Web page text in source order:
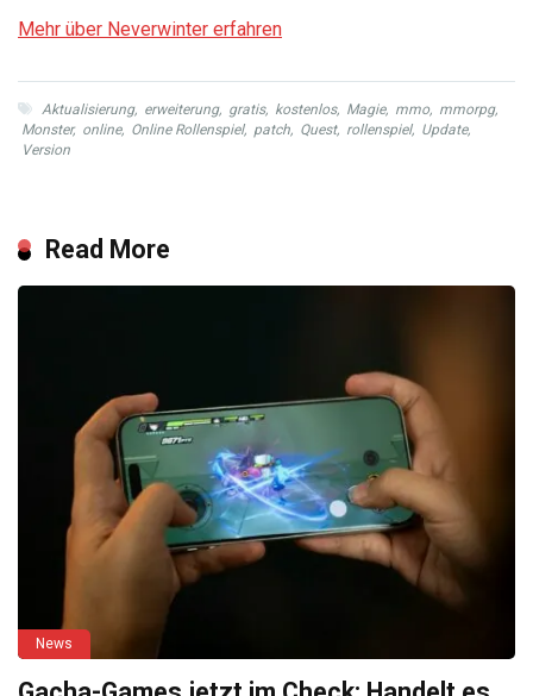
Mehr über Neverwinter erfahren
Aktualisierung, erweiterung, gratis, kostenlos, Magie, mmo, mmorpg,
Monster, online, Online Rollenspiel, patch, Quest, rollenspiel, Update,
Version
Read More
News